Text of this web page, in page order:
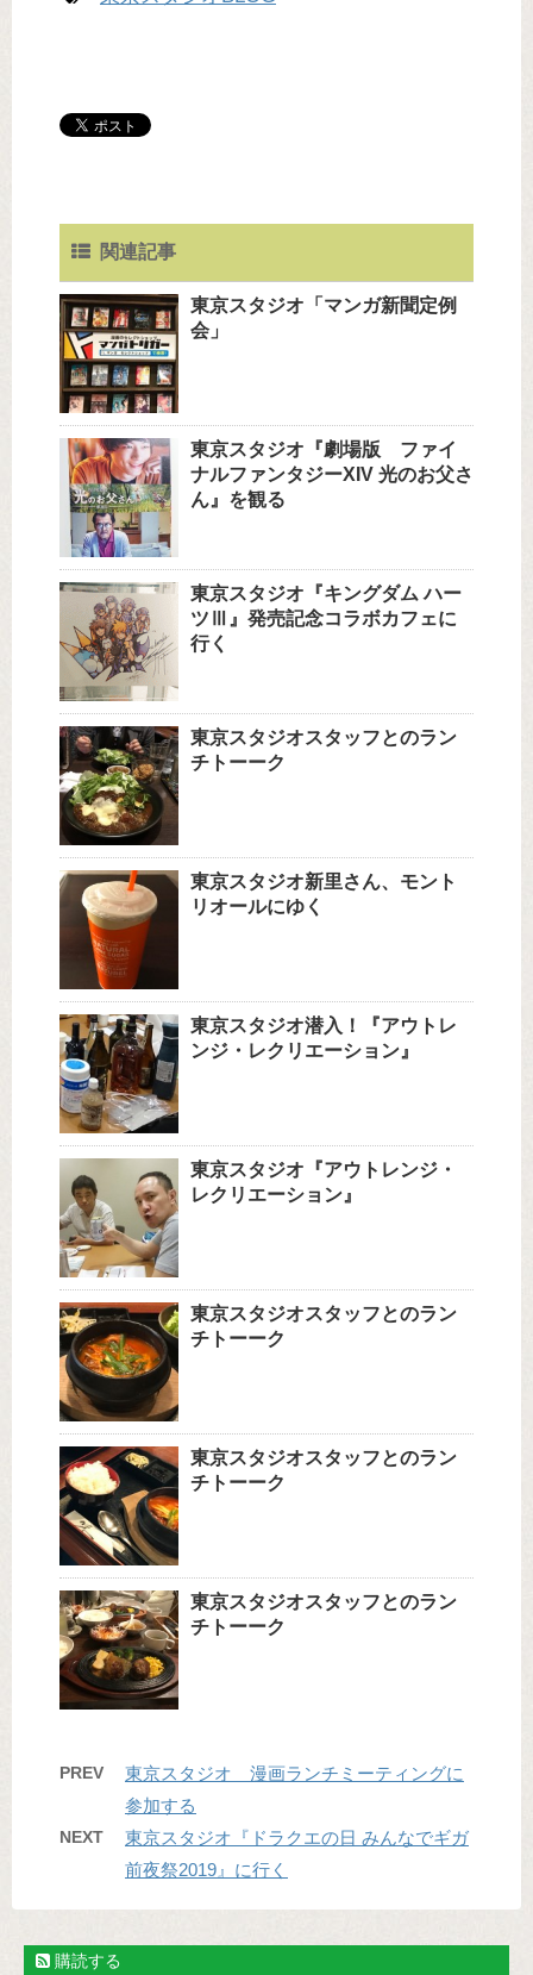
関連記事
東京スタジオ「マンガ新聞定例
会」
東京スタジオ『劇場版 ファイ
ナルファンタジーXIV 光のお父さ
ん』を観る
東京スタジオ『キングダム ハー
ツⅢ』発売記念コラボカフェに
行く
東京スタジオスタッフとのラン
チトーーク
東京スタジオ新里さん、モント
リオールにゆく
東京スタジオ潜入！『アウトレ
ンジ・レクリエーション』
東京スタジオ『アウトレンジ・
レクリエーション』
東京スタジオスタッフとのラン
チトーーク
東京スタジオスタッフとのラン
チトーーク
東京スタジオスタッフとのラン
チトーーク
PREV
東京スタジオ 漫画ランチミーティングに
参加する
NEXT
東京スタジオ『ドラクエの日 みんなでギガ
前夜祭2019』に行く
購読する